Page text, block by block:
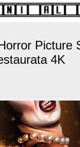
Picture
4K